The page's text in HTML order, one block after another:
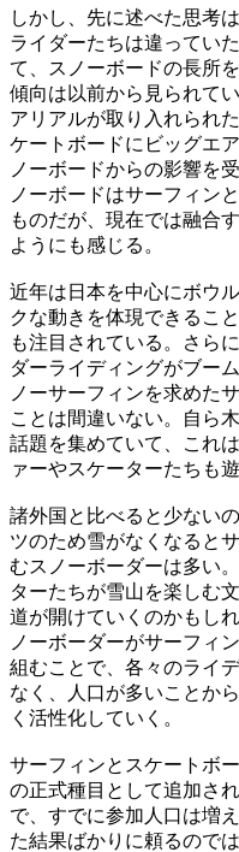
しかし、先に述べた思考
ライダーたちは違ってい
て、スノーボードの長所
傾向は以前から見られて
アリアルが取り入れられ
ケートボードにビッグエ
ノーボードからの影響を
ノーボードはサーフィン
ものだが、現在では融合
ようにも感じる。
近年は日本を中心にボウ
クな動きを体現できるこ
も注目されている。さら
ダーライディングがブー
ノーサーフィンを求めた
ことは間違いない。自ら
話題を集めていて、これ
ァーやスケーターたちも
諸外国と比べると少ない
ツのため雪がなくなると
むスノーボーダーは多い
ターたちが雪山を楽しむ
道が開けていくのかもし
ノーボーダーがサーフィ
組むことで、各々のライ
なく、人口が多いことか
く活性化していく。
サーフィンとスケートボ
の正式種目として追加さ
で、すでに参加人口は増
た結果ばかりに頼るので